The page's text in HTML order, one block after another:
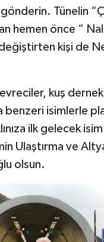
Tünelin
hemen önce “
kişi de
kuş
benzeri isimlerle
ilk gelecek
Ulaştırma ve
olsun.